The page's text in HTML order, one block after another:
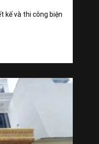
kế và thi công biện